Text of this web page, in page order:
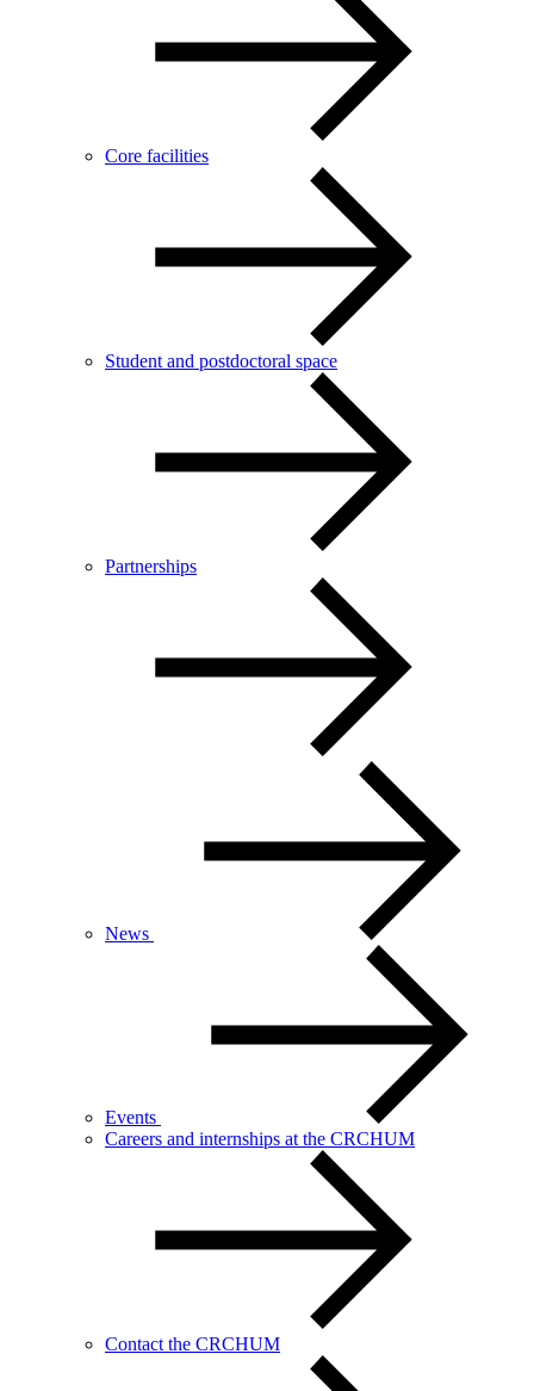
Core facilities
Student and postdoctoral space
Partnerships
News
Events
Careers and internships at the CRCHUM
Contact the CRCHUM